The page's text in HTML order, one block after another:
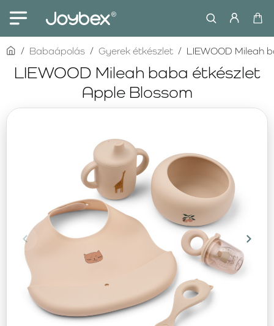
LIEWOOD Mileah baba étkészlet
Apple Blossom
homeBabaápolás Gyerek étkészlet LIEWOOD Mileah